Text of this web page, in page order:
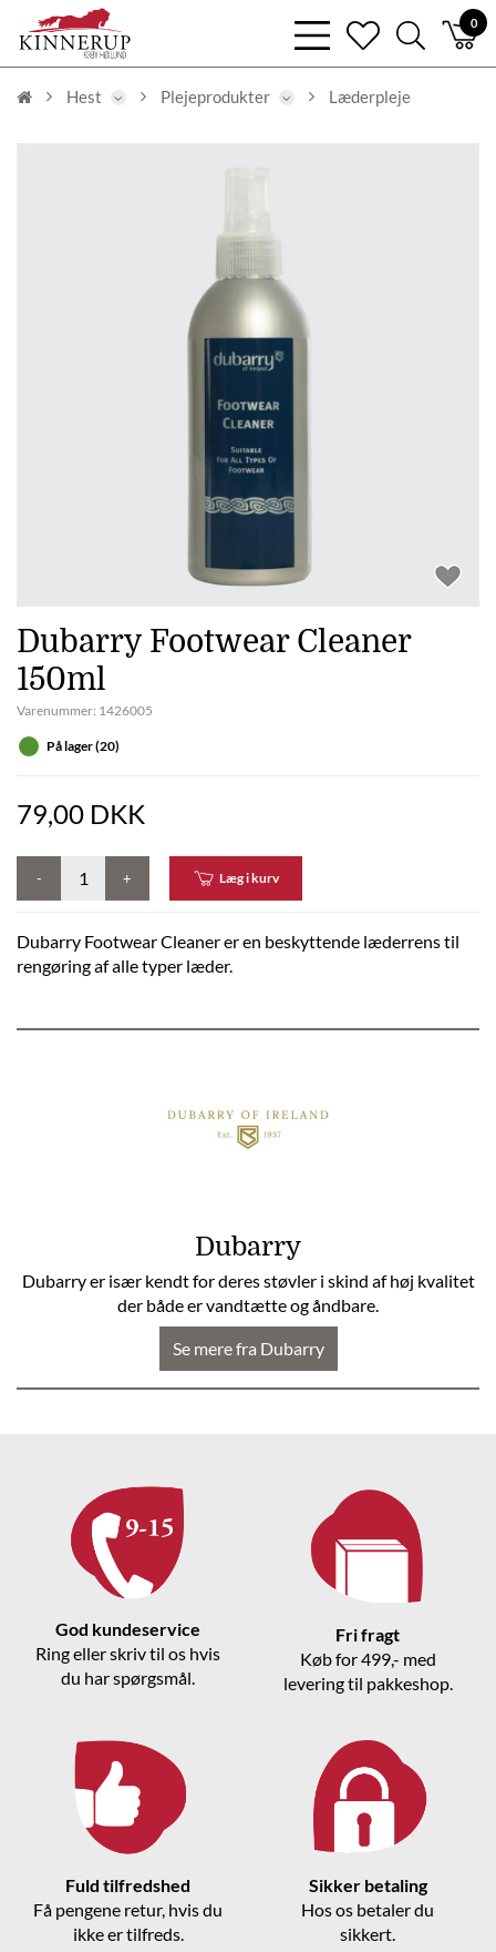
0
bars
light
heart
search
light
Hest Plejeprodukter Læderpleje
Dubarry Footwear Cleaner
150ml
Varenummer: 1426005
På lager (20)
79,00 DKK
- + Læg i kurv
Dubarry Footwear Cleaner er en beskyttende læderrens til
rengøring af alle typer læder.
Dubarry
Dubarry er især kendt for deres støvler i skind af høj kvalitet
der både er vandtætte og åndbare.
Se mere fra Dubarry
God kundeservice
Ring eller skriv til os hvis
du har spørgsmål.
Fri fragt
Køb for 499,- med
levering til pakkeshop.
Fuld tilfredshed
Få pengene retur, hvis du
ikke er tilfreds.
Sikker betaling
Hos os betaler du
sikkert.